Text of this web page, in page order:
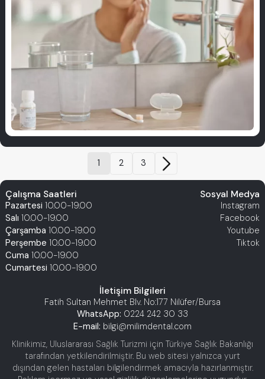
1 2 3
Çalışma Saatleri
Pazartesi 10.00-19.00
Salı 10.00-19.00
Çarşamba 10.00-19.00
Perşembe 10.00-19.00
Cuma 10.00-19.00
Cumartesi 10.00-19.00
Sosyal Medya
Instagram
Facebook
Youtube
Tiktok
İletişim Bilgileri
Fatih Sultan Mehmet Blv. No:177 Nilüfer/Bursa
WhatsApp: 0224 242 30 33
E-mail: bilgi@milimdental.com
Klinikimiz, Uluslararası Sağlık Turizmi için Türkiye Sağlık Bakanlığı
tarafından yetkilendirilmiştir. Bu web sitesi yalnızca yurt
dışından gelen hastaları bilgilendirmek amacıyla hazırlanmıştır.